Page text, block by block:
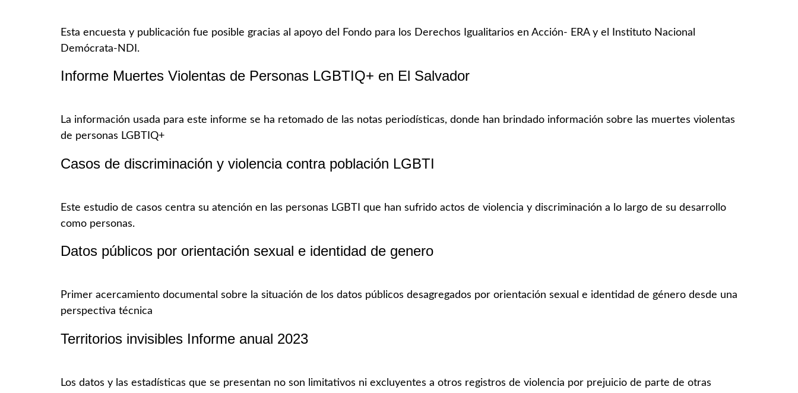
Esta encuesta y publicación fue posible gracias al apoyo del Fondo para los Derechos Igualitarios en Acción- ERA y el Instituto Nacional
Demócrata-NDI.
Informe Muertes Violentas de Personas LGBTIQ+ en El Salvador
La información usada para este informe se ha retomado de las notas periodísticas, donde han brindado información sobre las muertes violentas
de personas LGBTIQ+
Casos de discriminación y violencia contra población LGBTI
Este estudio de casos centra su atención en las personas LGBTI que han sufrido actos de violencia y discriminación a lo largo de su desarrollo
como personas.
Datos públicos por orientación sexual e identidad de genero
Primer acercamiento documental sobre la situación de los datos públicos desagregados por orientación sexual e identidad de género desde una
perspectiva técnica
Territorios invisibles Informe anual 2023
Los datos y las estadísticas que se presentan no son limitativos ni excluyentes a otros registros de violencia por prejuicio de parte de otras